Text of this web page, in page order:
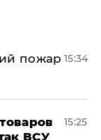
пожар 15:34
ВСУ
15:25